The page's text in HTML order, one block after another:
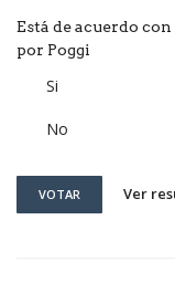
Está de acuerdo
por Poggi
Si
No
VOTAR Ver